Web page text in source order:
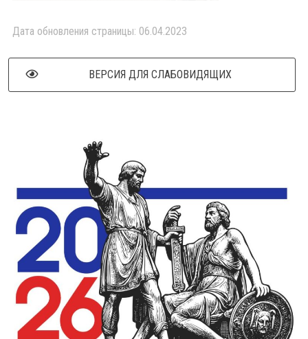
Дата обновления страницы: 06.04.2023
ВЕРСИЯ ДЛЯ СЛАБОВИДЯЩИХ